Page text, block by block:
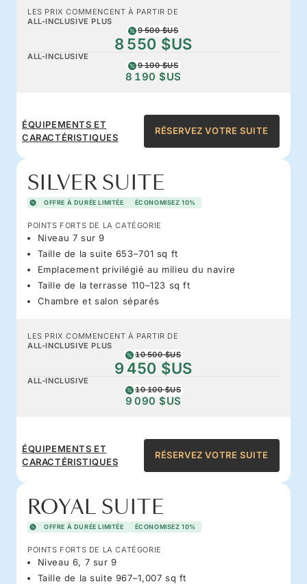
LES PRIX COMMENCENT À PARTIR DE
ALL-INCLUSIVE PLUS
9 500 $US
8 550 $US
ALL-INCLUSIVE
9 100 $US
8 190 $US
ÉQUIPEMENTS ET
CARACTÉRISTIQUES
RÉSERVEZ VOTRE SUITE
SILVER SUITE
OFFRE À DURÉE LIMITÉE ÉCONOMISEZ 10%
POINTS FORTS DE LA CATÉGORIE
Niveau 7 sur 9
Taille de la suite 653–701 sq ft
Emplacement privilégié au milieu du navire
Taille de la terrasse 110–123 sq ft
Chambre et salon séparés
LES PRIX COMMENCENT À PARTIR DE
ALL-INCLUSIVE PLUS
10 500 $US
9 450 $US
ALL-INCLUSIVE
10 100 $US
9 090 $US
ÉQUIPEMENTS ET
CARACTÉRISTIQUES
RÉSERVEZ VOTRE SUITE
ROYAL SUITE
OFFRE À DURÉE LIMITÉE ÉCONOMISEZ 10%
POINTS FORTS DE LA CATÉGORIE
Niveau 6, 7 sur 9
Taille de la suite 967–1,007 sq ft